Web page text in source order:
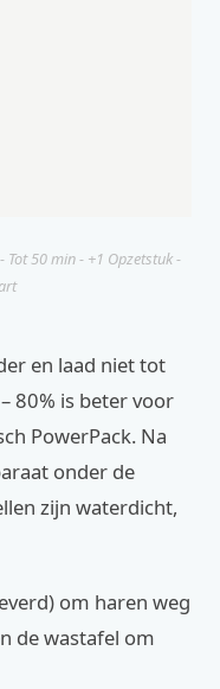
Tot 50 min - +1 Opzetstuk -
en laad niet tot
80% is beter voor
PowerPack. Na
onder de
zijn waterdicht,
om haren weg
de wastafel om